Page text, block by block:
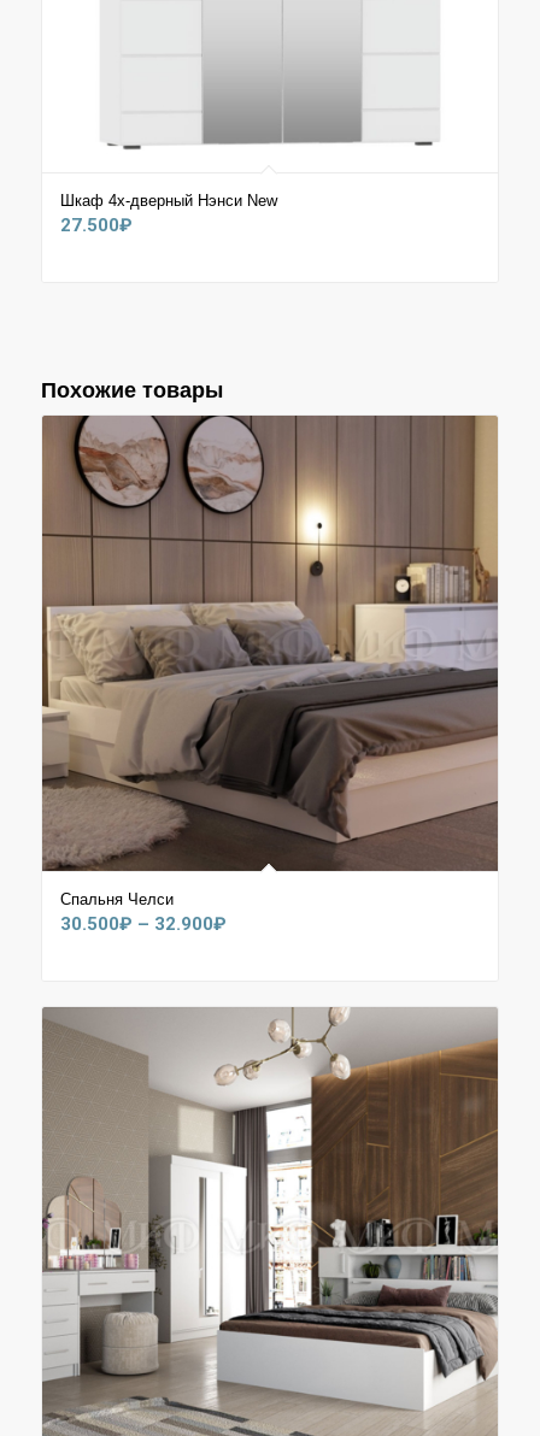
Шкаф 4х-дверный Нэнси New
27.500₽
Похожие товары
Спальня Челси
30.500₽ – 32.900₽Диапазон
–
32.900₽